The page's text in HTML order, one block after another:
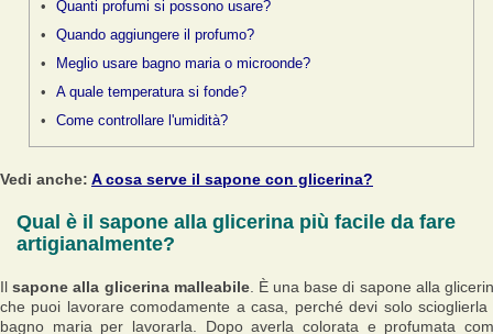
Quanti profumi si possono usare?
Quando aggiungere il profumo?
Meglio usare bagno maria o microonde?
A quale temperatura si fonde?
Come controllare l'umidità?
Vedi anche: A cosa serve il sapone con glicerina?
Qual è il sapone alla glicerina più facile da fare
artigianalmente?
Ilsapone alla glicerina malleabile. È una base di sapone alla
che puoi lavorare comodamente a casa, perché devi solo scioglierla
bagno maria per lavorarla. Dopo averla colorata e profumata